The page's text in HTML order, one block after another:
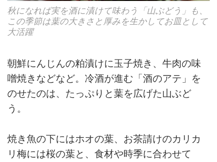
秋になれば実を酒に漬けて味わう「山ぶどう」も、
この季節は葉の大きさと厚みを生かしてお皿として
大活躍
朝鮮にんじんの粕漬けに玉子焼き、牛肉の味
噌焼きなどなど。冷酒が進む「酒のアテ」を
のせたのは、たっぷりと葉を広げた山ぶど
う。
焼き魚の下にはホオの葉、お茶請けのカリカ
リ梅には桜の葉と、食材や時季に合わせて